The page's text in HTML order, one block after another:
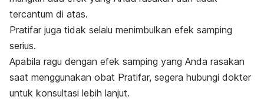
tercantum di atas.
Pratifar juga tidak selalu menimbulkan efek samping
serius.
Apabila ragu dengan efek samping yang Anda rasakan
saat menggunakan obat Pratifar, segera hubungi dokter
untuk konsultasi lebih lanjut.